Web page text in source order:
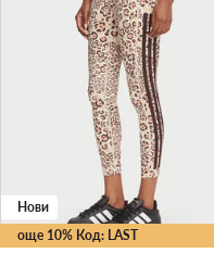
още 10% Код: LAST
Нови